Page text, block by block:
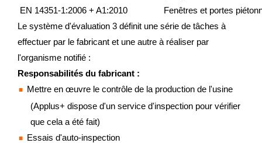
EN 14351-1:2006 + A1:2010
Fenêtres et portes
Le système d'évaluation 3 définit une série de tâches à
effectuer par le fabricant et une autre à réaliser par
l'organisme notifié :
Responsabilités du fabricant :
Mettre en œuvre le contrôle de la production de l'usine
(Applus+ dispose d'un service d'inspection pour vérifier
que cela a été fait)
Essais d'auto-inspection